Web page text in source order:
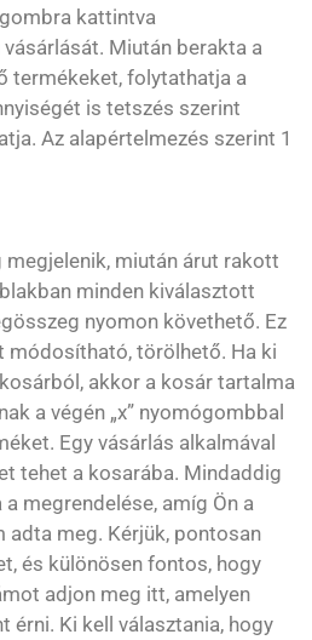
kattintva
Miután berakta a
termékeket, folytathatja a
is tetszés szerint
Az alapértelmezés szerint 1
miután árut rakott
minden kiválasztott
nyomon követhető. Ez
módosítható, törölhető. Ha ki
akkor a kosár tartalma
a végén „x” nyomógombbal
Egy vásárlás alkalmával
tehet a kosarába. Mindaddig
megrendelése, amíg Ön a
adta meg. Kérjük, pontosan
és különösen fontos, hogy
adjon meg itt, amelyen
érni. Ki kell választania, hogy